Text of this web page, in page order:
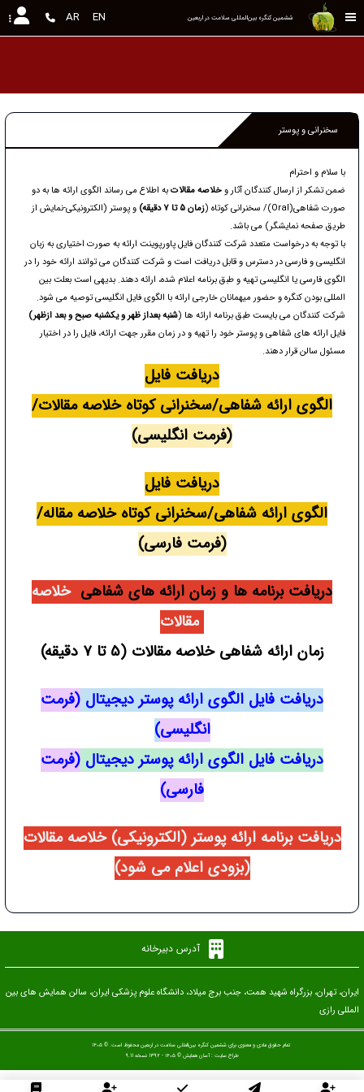
ششمین کنگره بین‌المللی سلامت در اربعین EN
AR
سخنرانی و پوستر
با سلام و احترام
ضمن تشکر از ارسال کنندگان آثار وخلاصه مقالاتبه اطلاع می رساند الگوی ارائه ها به دو
صورت شفاهی(Oral)/ سخنرانی کوتاه (
زمان 5 تا 7 دقیقه)
و پوستر (الکترونیکی-نمایش از
طریق صفحه نمایشگر) می باشد.
با توجه به درخواست متعدد شرکت کنندگان فایل پاورپوینت ارائه به صورت اختیاری به زبان
انگلیسی و فارسی در دسترس و قابل دریافت است و شرکت کنندگان می توانند ارائه خود را در
الگوی فارسی یا انگلیسی تهیه و طبق برنامه اعلام شده، ارائه دهند. بدیهی است بعلت بین
المللی بودن کنگره و حضور میهمانان خارجی ارائه با الگوی فایل انگلیسی توصیه می شود.
شرکت کنندگان می بایست طبق برنامه ارائه ها (شنبه بعداز ظهر و یکشنبه صبح و بعد ازظهر)
فایل ارائه های شفاهی و پوستر خود را تهیه و در زمان مقرر جهت ارائه، فایل را در اختیار
مسئول سالن قرار دهند.
دریافت فایل
الگوی ارائه شفاهی/سخنرانی کوتاه خلاصه مقالات/
(فرمت انگلیسی)
دریافت فایل
الگوی ارائه شفاهی/سخنرانی کوتاه خلاصه مقاله/
(فرمت فارسی)
دریافت برنامه ها و زمان ارائه های شفاهی خلاصه
زمان ارائه شفاهی خلاصه مقالات (5 تا 7 دقیقه)
دریافت فایل الگوی ارائه پوستر دیجیتال (فرمت
انگلیسی)
دریافت فایل الگوی ارائه پوستر دیجیتال (فرمت
فارسی)
دریافت برنامه ارائه پوستر (الکترونیکی) خلاصه مقالات
(بزودی اعلام می شود)
آدرس دبیرخانه
ایران، تهران، بزرگراه شهید همت، جنب برج میلاد، دانشگاه علوم پزشکی ایران، سالن همایش های بین
المللی رازی
تمام حقوق مادی و معنوی برای ششمین کنگره بین‌المللی سلامت در اربعین محفوظ است. © ۱۴۰۵
طراح سایت :آسان همایش © ۱۴۰۵ - 1392 نسخه 9.11